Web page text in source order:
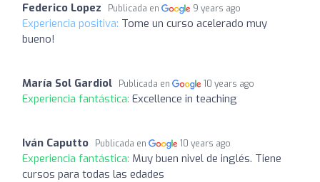
Federico Lopez Publicada en 9 years ago
Experiencia positiva: Tome un curso acelerado muy
bueno!
María Sol Gardiol Publicada en 10 years ago
Experiencia fantástica: Excellence in teaching
Iván Caputto Publicada en 10 years ago
Experiencia fantástica: Muy buen nivel de inglés. Tiene
cursos para todas las edades